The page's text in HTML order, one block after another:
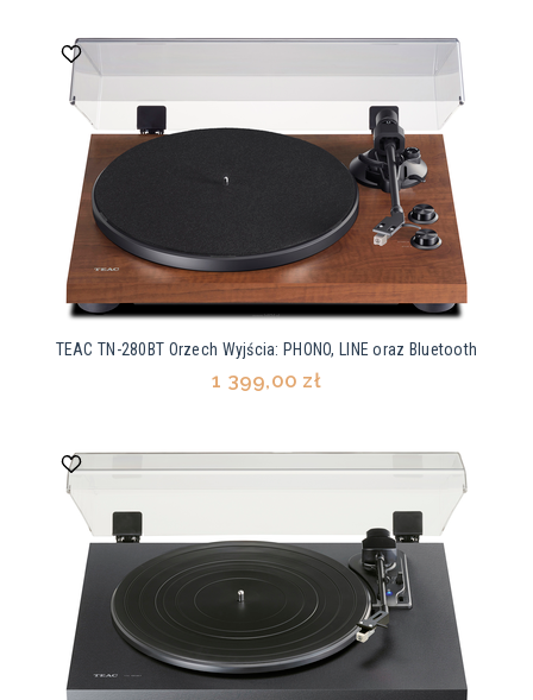
TEAC TN-280BT Orzech Wyjścia: PHONO, LINE oraz Bluetooth
1 399,00 zł